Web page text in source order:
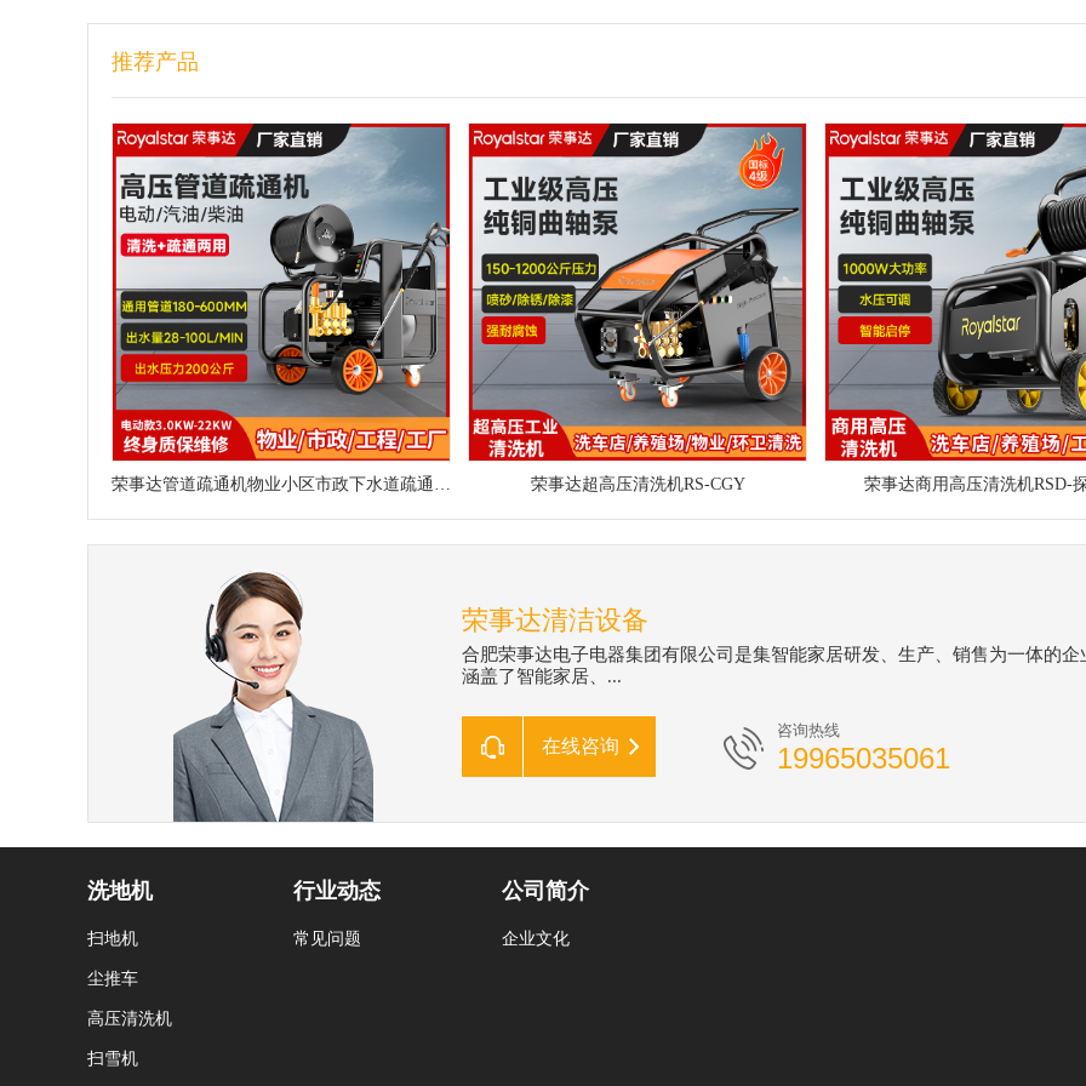
推荐产品
荣事达管道疏通机物业小区市政下水道疏通神器 荣事达超高压清洗机RS-CGY 荣事达商用高压清洗机RSD-
荣事达清洁设备
合肥荣事达电子电器集团有限公司是集智能家居研发、生产、销售为一体的企
涵盖了智能家居、...
在线咨询
咨询热线
19965035061
洗地机
扫地机
尘推车
高压清洗机
扫雪机
行业动态
常见问题
公司简介
企业文化